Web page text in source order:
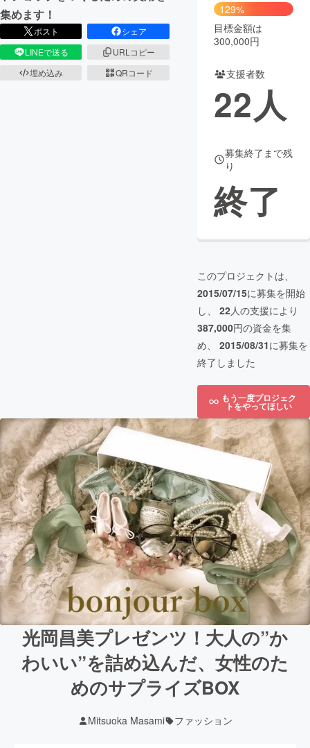
CAMPFIRE for Social Good
CAMPFIRE Creation
CAMPFIREふるさと納税machi-ya コミュニティ
集めます！
ポスト
シェア
LINEで送る
URLコピー
埋め込み
QRコード
129%
目標金額は
300,000円
支援者数
22人
募集終了まで残
り
終了
このプロジェクトは、
2015/07/15に募集を開始
し、 22人の支援により
387,000円の資金を集
め、 2015/08/31に募集を
終了しました
もう一度プロジェク
トをやってほしい
光岡昌美プレゼンツ！大人の”か
わいい”を詰め込んだ、女性のた
めのサプライズBOX
Mitsuoka Masami ファッション